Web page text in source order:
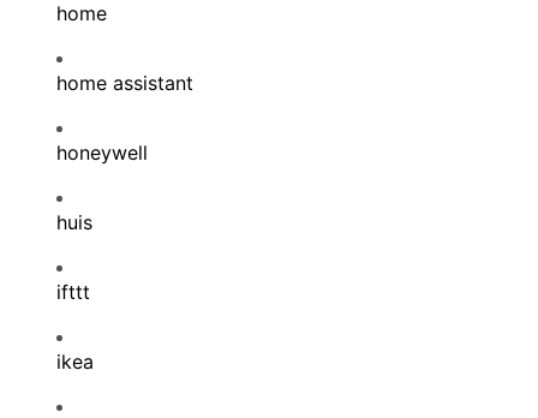
home
home assistant
honeywell
huis
ifttt
ikea